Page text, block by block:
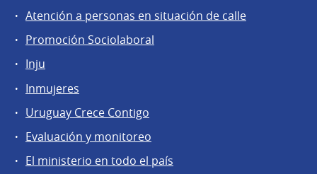
Atención a personas en situación de calle
Promoción Sociolaboral
Inju
Inmujeres
Uruguay Crece Contigo
Evaluación y monitoreo
El ministerio en todo el país